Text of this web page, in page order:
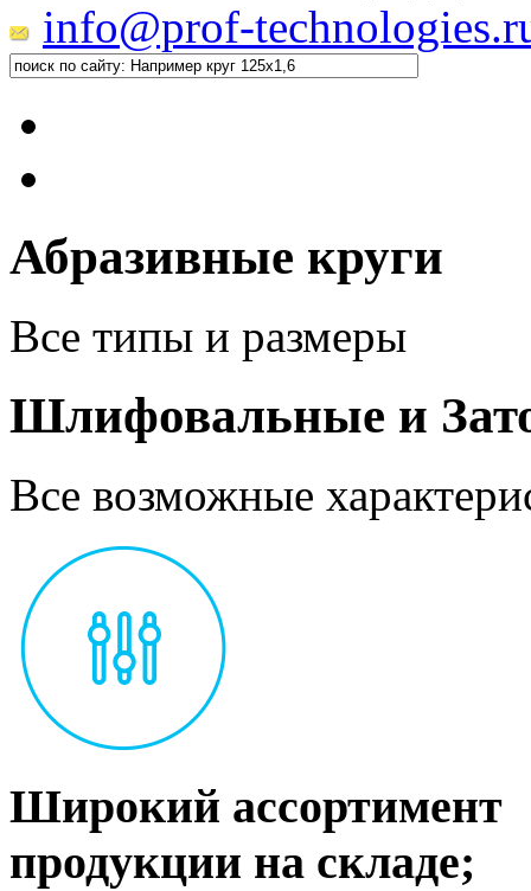
info@prof-
Абразивные круги
Все типы и размеры
Шлифовальные и
Все возможные
Широкий ассортимент
продукции на складе;